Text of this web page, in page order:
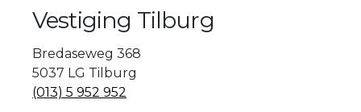
Vestiging Tilburg
Bredaseweg 368
5037 LG Tilburg
(013) 5 952 952